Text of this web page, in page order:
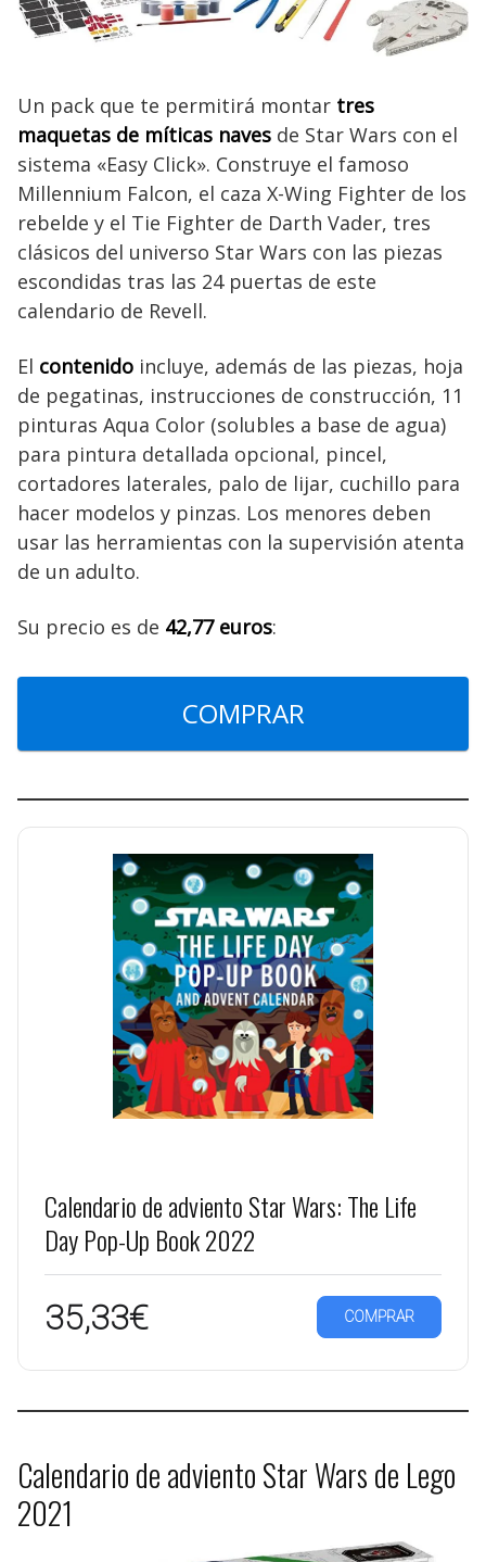
Un pack que te permitirá montar tres
maquetas de míticas naves de Star Wars con el
sistema «Easy Click». Construye el famoso
Millennium Falcon, el caza X-Wing Fighter de los
rebelde y el Tie Fighter de Darth Vader, tres
clásicos del universo Star Wars con las piezas
escondidas tras las 24 puertas de este
calendario de Revell.
El contenido incluye, además de las piezas, hoja
de pegatinas, instrucciones de construcción, 11
pinturas Aqua Color (solubles a base de agua)
para pintura detallada opcional, pincel,
cortadores laterales, palo de lijar, cuchillo para
hacer modelos y pinzas. Los menores deben
usar las herramientas con la supervisión atenta
de un adulto.
Su precio es de 42,77 euros:
COMPRAR
Calendario de adviento Star Wars: The Life
Day Pop-Up Book 2022
35,33€ COMPRAR
Calendario de adviento Star Wars de Lego
2021